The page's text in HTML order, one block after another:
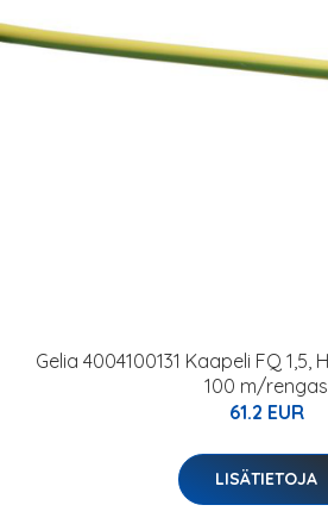
Gelia 4004100131 Kaapeli FQ 1,5,
100 m/rengas
61.2 EUR
LISÄTIETOJA